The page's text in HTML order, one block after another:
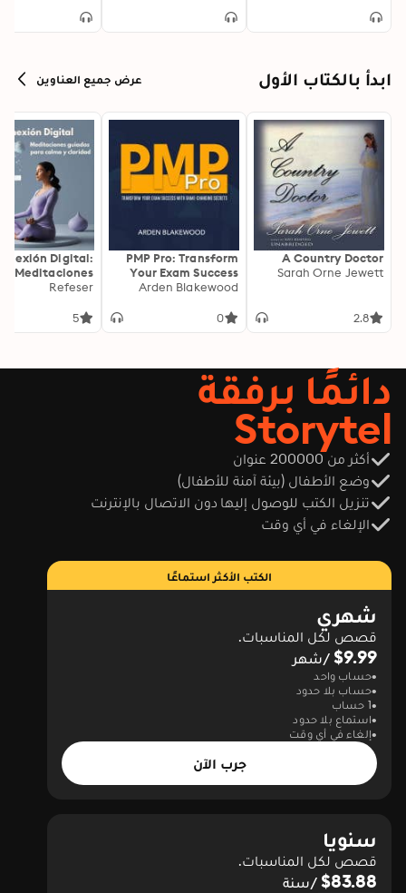
ابدأ بالكتاب الأول عرض جميع العناوين
A Country Doctor
Sarah Orne Jewett
2.8
PMP Pro: Transform
Your Exam Success
with Game-Changing
PMP exam results!
performance on test
day."
Arden Blakewood
0
Digital:
Meditaciones
para Calma y
Refeser
5
دائمًا برفقة
Storytel
أكثر من 200000 عنوان
وضع الأطفال (بيئة آمنة للأطفال)
تنزيل الكتب للوصول إليها دون الاتصال بالإنترنت
الإلغاء في أي وقت
الكتب الأكثر استماعًا
شهري
قصص لكل المناسبات.
$9.99 /شهر
حساب واحد
حساب بلا حدود
1 حساب
استماع بلا حدود
إلغاء في أي وقت
جرب الآن
سنويا
قصص لكل المناسبات.
$83.88 /سنة